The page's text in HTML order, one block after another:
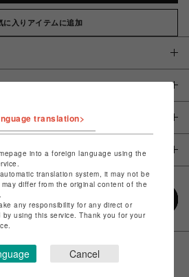
に入りアイテムに追加
translation>
into a foreign language using the
translation system, it may not be
differ from the original content of the
any responsibility for any direct or
by using this service. Thank you for your
Cancel